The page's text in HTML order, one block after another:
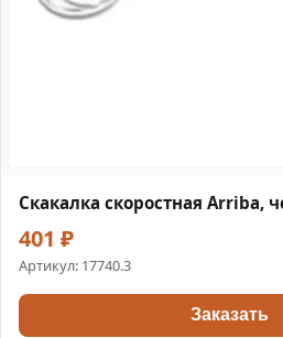
Скакалка скоростная Arriba,
401 ₽
Артикул: 17740.3
Заказать